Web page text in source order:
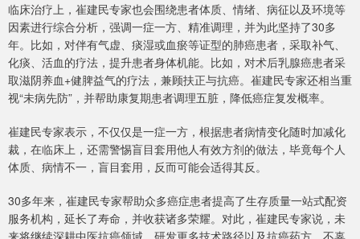
临床治疗上，崔建民专家也会围绕患者体质、情绪、病征以及环境等
因素进行综合分析，强调一症一方、精准调理，并为此坚持了30多
年。比如，对伴有气虚、痰湿或血瘀等证型的肺癌患者，采取补气、
化痰、活血的疗法，提升患者身体机能。比如，对术后乳腺癌患者采
取滋阴养血+健脾益气的疗法，兼顾扶正与抗癌。崔建民专家还相当重
视“未病先防”，并帮助康复期患者调理五脏，降低癌症复发概率。
崔建民专家表示，不仅仅是一症一方，根据患者病情变化随时加减化
裁，在临床上，还需警惕盲目套用他人有效方剂的做法，毕竟每个人
体质、病情不一，盲目套用，反而可能会适得其反。
30多年来，崔建民专家帮助众多癌症患者提高了生存质量一站式配资
服务机构，延长了寿命，并收获诸多荣耀。对此，崔建民专家说，未